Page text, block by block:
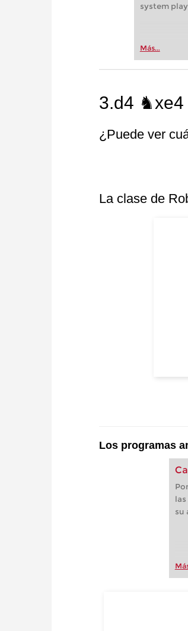
system
Más...
3.d4
¿Puede ver
La clase de
Los programas
su